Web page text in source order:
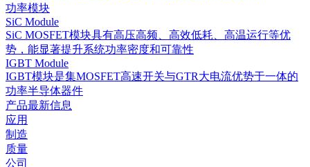
功率模块
SiC Module
SiC MOSFET模块具有高压高频、高效低耗、高温运行等优
势，能显著提升系统功率密度和可靠性
IGBT Module
IGBT模块是集MOSFET高速开关与GTR大电流优势于一体的
功率半导体器件
产品最新信息
应用
制造
质量
公司